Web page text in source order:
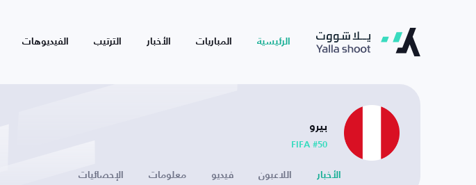
الرئيسية المباريات الأخبار الترتيب الفيديوهات
بيرو
FIFA #50
الأخبار اللاعبون فيديو معلومات الإحصائيات